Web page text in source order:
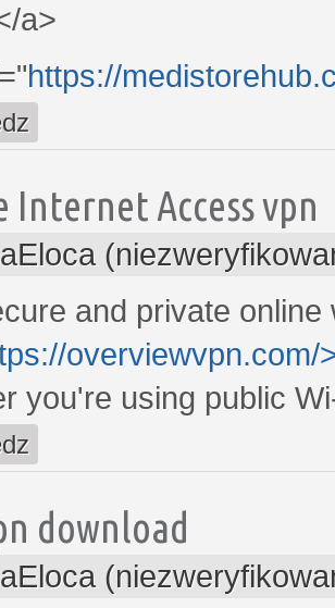
a>
https://
Internet Access vpn
and private online
overviewvpn.com/
you're using public
download